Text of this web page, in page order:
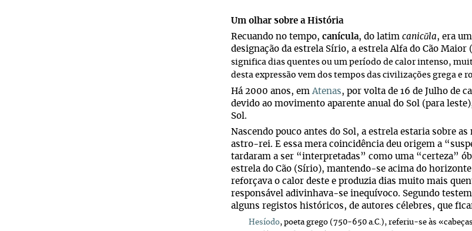
Um olhar sobre a História
Recuando no tempo, canícula, do latim canicŭla, era
designação da estrela Sírio, a estrela Alfa do Cão Maior
significa dias quentes ou um período de calor intenso,
desta expressão vem dos tempos das civilizações grega e
Há 2000 anos, emAtenas, por volta de 16 de Julho de
devido ao movimento aparente anual do Sol (para
Sol.
Nascendo pouco antes do Sol, a estrela estaria sobre
astro-rei. E essa mera coincidência deu origem a
tardaram a ser “interpretadas” como uma “certeza”
estrela do Cão (Sírio), mantendo-se acima do
reforçava o calor deste e produzia dias muito mais
responsável adivinhava-se inequívoco. Segundo
alguns registos históricos, de autores célebres, que
Hesíodo, poeta grego (750-650 a.C.), referiu-se às